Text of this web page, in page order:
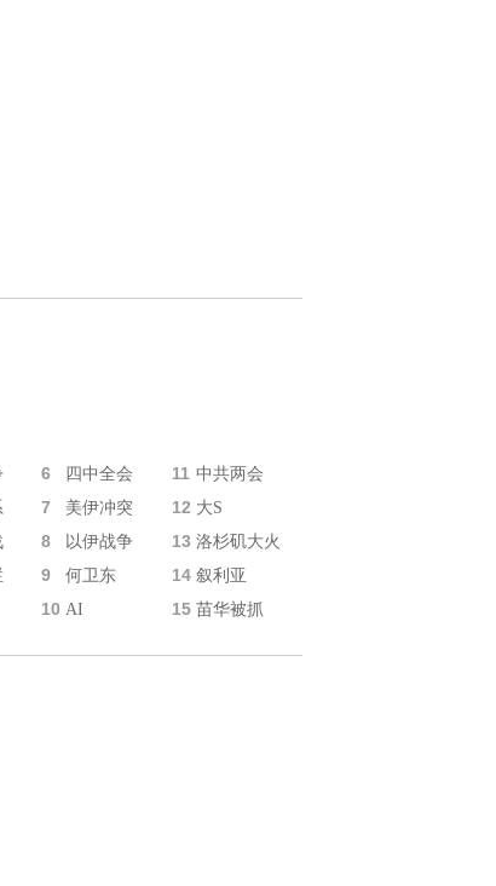
6 四中全会 11 中共两会
7 美伊冲突 12 大S
8 以伊战争 13 洛杉矶大火
9 何卫东 14 叙利亚
10 AI 15 苗华被抓